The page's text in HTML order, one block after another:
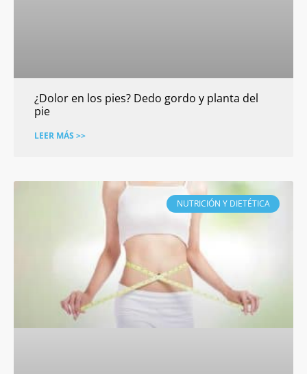
¿Dolor en los pies? Dedo gordo y planta del
pie
LEER MÁS >>
NUTRICIÓN Y DIETÉTICA